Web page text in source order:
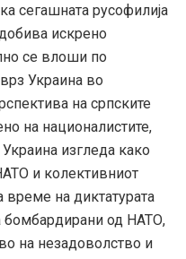
сегашната русофилија
искрено
се влоши по
Украина во
на српските
на националистите,
изгледа како
и колективниот
време на диктатурата
од НАТО,
на незадоволство и